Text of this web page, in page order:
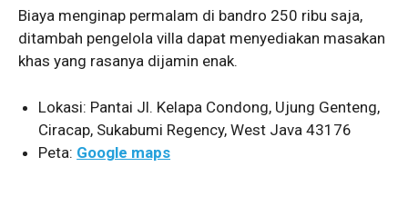
Biaya menginap permalam di bandro 250 ribu saja,
ditambah pengelola villa dapat menyediakan masakan
khas yang rasanya dijamin enak.
Lokasi: Pantai Jl. Kelapa Condong, Ujung Genteng,
Ciracap, Sukabumi Regency, West Java 43176
Peta: Google maps